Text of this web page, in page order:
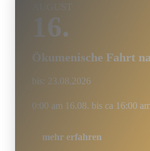
AUGUST
16.
Ökumenische Fahrt
bis: 23.08.2026
0:00 am 16.08. bis ca 16:00
mehr erfahren